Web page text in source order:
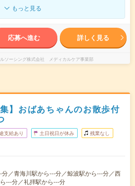
もっと見る
応募へ進む 詳しく見る
ソーシング株式会社 メディカルケア事業部
】おばあちゃんのお散歩付
支給あり 土日祝日が休み 残業なし
／青海川駅から---分／鯨波駅から---分／西
---分／礼拝駅から---分